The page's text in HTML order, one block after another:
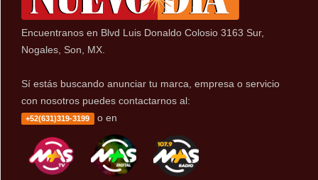
Encuentranos en Blvd Luis Donaldo Colosio 3163 Sur,
Nogales, Son, MX.
Sí estás buscando anunciar tu marca, empresa o servicio
con nosotros puedes contactarnos al:
+52(631)319-3199 o en